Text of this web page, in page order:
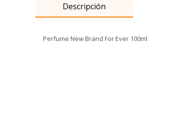
Descripción
Perfume New Brand For Ever 100ml